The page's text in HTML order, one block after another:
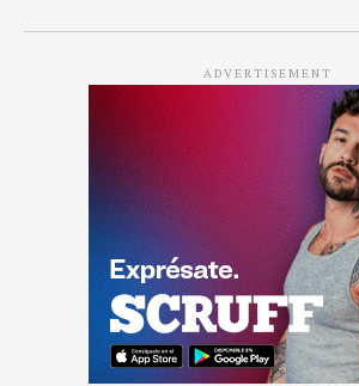
ADVERTISEMENT